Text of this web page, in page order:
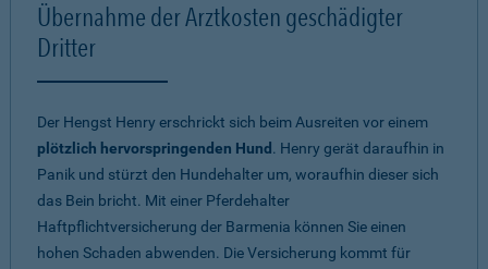
Übernahme der Arztkosten geschädigter
Dritter
Der Hengst Henry erschrickt sich beim Ausreiten vor einem
plötzlich hervorspringenden Hund . Henry gerät daraufhin in
Panik und stürzt den Hundehalter um, woraufhin dieser sich
das Bein bricht. Mit einer Pferdehalter
Haftpflichtversicherung der Barmenia können Sie einen
hohen Schaden abwenden. Die Versicherung kommt für